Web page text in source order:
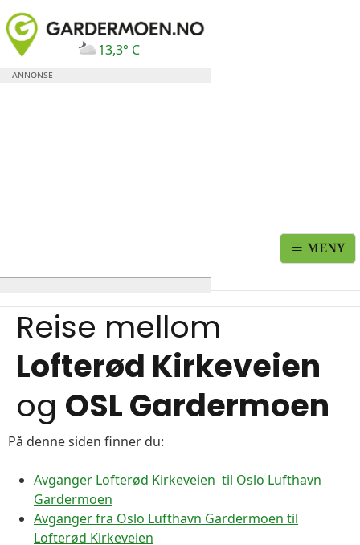
13,3° C
MENY
Reise mellom
Lofterød Kirkeveien
og OSL Gardermoen
På denne siden finner du:
Avganger Lofterød Kirkeveien til Oslo Lufthavn
Gardermoen
Avganger fra Oslo Lufthavn Gardermoen til
Lofterød Kirkeveien